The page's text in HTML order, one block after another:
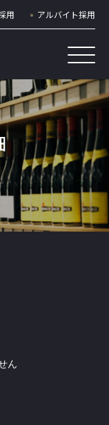
用 アルバイト採用
ん